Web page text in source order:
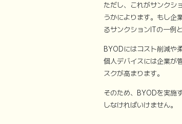
ただし、これがサンクシ
うかによります。もし企
るサンクションITの一例
BYODにはコスト削減や
個人デバイスには企業が
スクが高まります。
そのため、BYODを実施
しなければいけません。